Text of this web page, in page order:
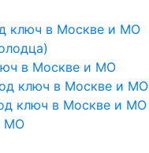
ключ в Москве и МО
в Москве и МО
ключ в Москве и МО
ключ в Москве и МО
МО